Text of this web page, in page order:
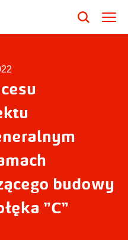
budowy
"C"